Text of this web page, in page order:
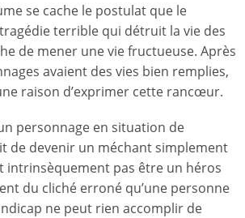
se cache le postulat que le
terrible qui détruit la vie des
de mener une vie fructueuse. Après
avaient des vies bien remplies,
raison d’exprimer cette rancœur.
personnage en situation de
de devenir un méchant simplement
intrinsèquement pas être un héros
du cliché erroné qu’une personne
ne peut rien accomplir de